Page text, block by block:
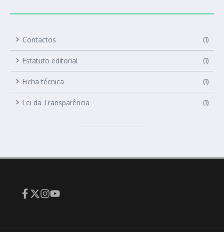
Contactos (1)
Estatuto editorial (1)
Ficha técnica (1)
Lei da Transparência (1)